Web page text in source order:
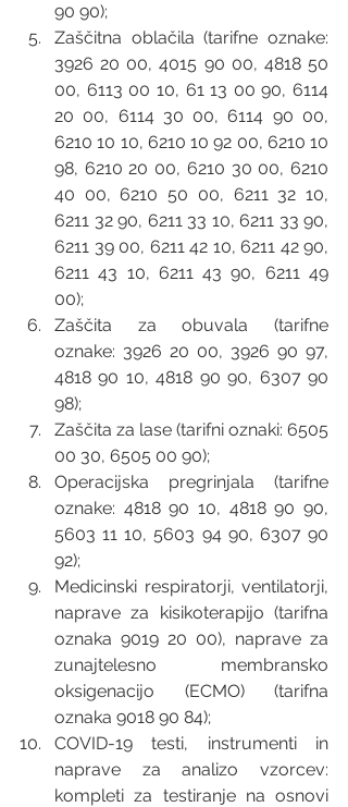
90 90);
Zaščitna oblačila (tarifne oznake:
3926 20 00, 4015 90 00, 4818 50
00, 6113 00 10, 61 13 00 90, 6114
20 00, 6114 30 00, 6114 90 00,
6210 10 10, 6210 10 92 00, 6210 10
98, 6210 20 00, 6210 30 00, 6210
40 00, 6210 50 00, 6211 32 10,
6211 32 90, 6211 33 10, 6211 33 90,
6211 39 00, 6211 42 10, 6211 42 90,
6211 43 10, 6211 43 90, 6211 49
00);
Zaščita za obuvala (tarifne
oznake: 3926 20 00, 3926 90 97,
4818 90 10, 4818 90 90, 6307 90
98);
Zaščita za lase (tarifni oznaki: 6505
00 30, 6505 00 90);
Operacijska pregrinjala (tarifne
oznake: 4818 90 10, 4818 90 90,
5603 11 10, 5603 94 90, 6307 90
92);
Medicinski respiratorji, ventilatorji,
naprave za kisikoterapijo (tarifna
oznaka 9019 20 00), naprave za
zunajtelesno membransko
oksigenacijo (ECMO) (tarifna
oznaka 9018 90 84);
COVID-19 testi, instrumenti in
naprave za analizo vzorcev:
kompleti za testiranje na osnovi